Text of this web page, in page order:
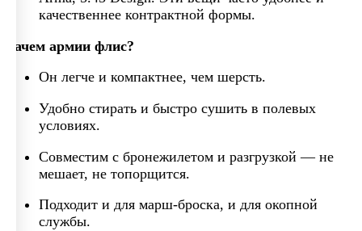
качественнее контрактной формы.
Зачем армии флис?
Он легче и компактнее, чем шерсть.
Удобно стирать и быстро сушить в полевых
условиях.
Совместим с бронежилетом и разгрузкой — не
мешает, не топорщится.
Подходит и для марш-броска, и для окопной
службы.